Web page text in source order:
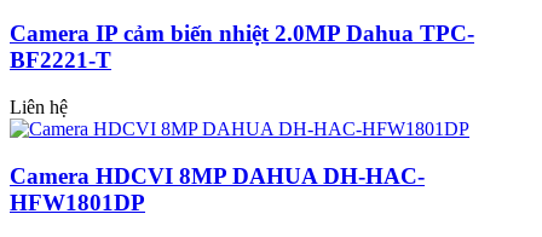
Camera IP cảm biến nhiệt 2.0MP Dahua TPC-
BF2221-T
Liên hệ
Camera HDCVI 8MP DAHUA DH-HAC-
HFW1801DP